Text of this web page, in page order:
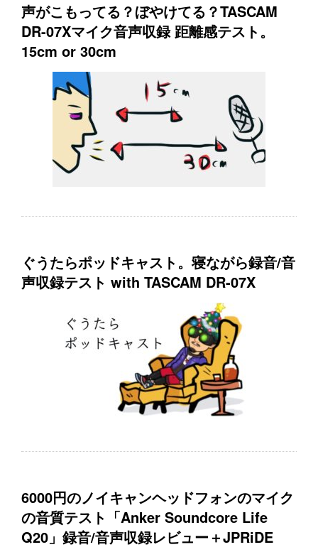
声がこもってる？ぼやけてる？TASCAM
DR-07Xマイク音声収録 距離感テスト。
15cm or 30cm
ぐうたらポッドキャスト。寝ながら録音/音
声収録テスト with TASCAM DR-07X
6000円のノイキャンヘッドフォンのマイク
の音質テスト「Anker Soundcore Life
Q20」録音/音声収録レビュー＋JPRiDE